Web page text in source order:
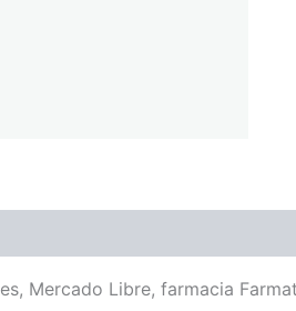
Mercado Libre, farmacia